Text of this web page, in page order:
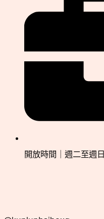
開放時間｜週二至週